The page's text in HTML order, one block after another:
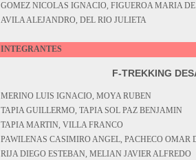
GOMEZ NICOLAS IGNACIO, FIGUEROA MARIA DE
AVILA ALEJANDRO, DEL RIO JULIETA
INTEGRANTES
F-TREKKING
MERINO LUIS IGNACIO, MOYA RUBEN
TAPIA GUILLERMO, TAPIA SOL PAZ BENJAMIN
TAPIA MARTIN, VILLA FRANCO
PAWILENAS CASIMIRO ANGEL, PACHECO OMAR
RIJA DIEGO ESTEBAN, MELIAN JAVIER ALFREDO